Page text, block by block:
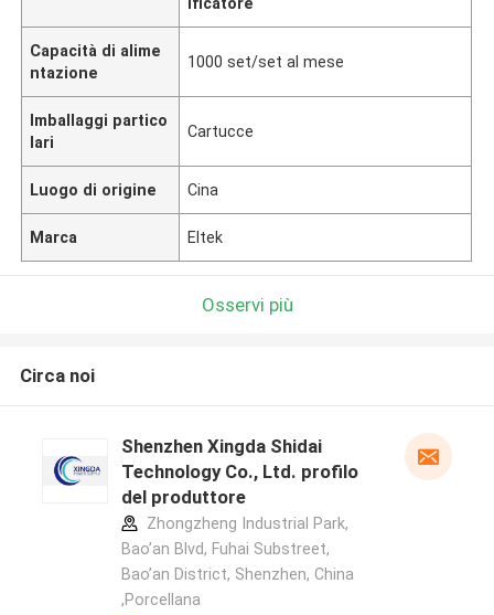
Capacità di alime
ntazione
1000 set/set al mese
Imballaggi partico
lari
Cartucce
Luogo di origine Cina
Marca Eltek
Osservi più
Circa noi
Shenzhen Xingda Shidai
Technology Co., Ltd. profilo
del produttore
Zhongzheng Industrial Park,
Bao’an Blvd, Fuhai Substreet,
Bao’an District, Shenzhen, China
,Porcellana